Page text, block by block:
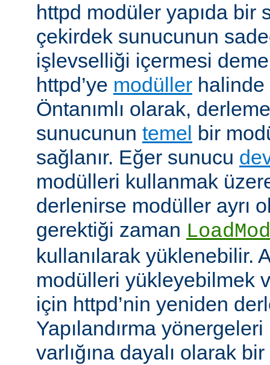
httpd modüler yapıda bir
çekirdek sunucunun
işlevselliği içermesi
httpd’ye modüller
Öntanımlı olarak,
sunucunun temel
bir
sağlanır. Eğer sunucu
modülleri kullanmak
derlenirse modüller ayrı
gerektiği zaman
kullanılarak yüklenebilir.
modülleri yükleyebilmek
için httpd’nin yeniden
Yapılandırma
varlığına dayalı olarak bir